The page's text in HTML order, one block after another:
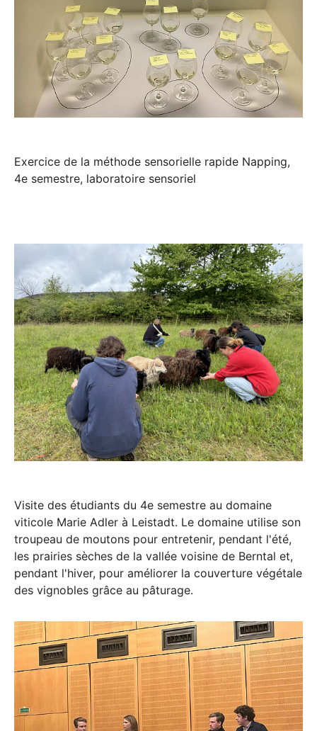
Exercice de la méthode sensorielle rapide Napping,
4e semestre, laboratoire sensoriel
Visite des étudiants du 4e semestre au domaine
viticole Marie Adler à Leistadt. Le domaine utilise son
troupeau de moutons pour entretenir, pendant l'été,
les prairies sèches de la vallée voisine de Berntal et,
pendant l'hiver, pour améliorer la couverture végétale
des vignobles grâce au pâturage.